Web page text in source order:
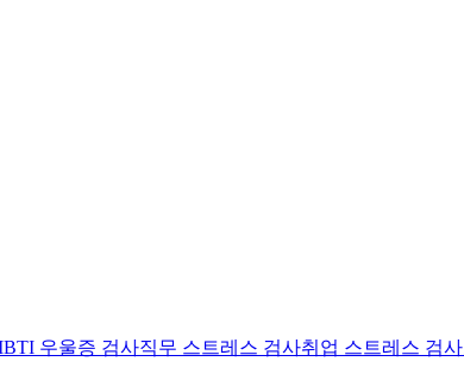
우울증 검사직무 스트레스 검사취업 스트레스 검사